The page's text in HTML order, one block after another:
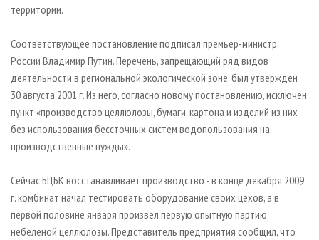
БИОЭНЕРГЕТИКА
ЦБП
ИНСТРУМЕНТ И МАТЕРИАЛЫ
RUSSIAN FORESTRY REVIEW
ГАЗЕТА ЛЕСПРОМФОРУМ
БИБЛИОТЕКА СПЕЦИАЛИСТА
территории.
Соответствующее постановление подписал премьер-министр
России Владимир Путин. Перечень, запрещающий ряд видов
деятельности в региональной экологической зоне, был утвержден
30 августа 2001 г. Из него, согласно новому постановлению, исключен
пункт «производство целлюлозы, бумаги, картона и изделий из них
без использования бессточных систем водопользования на
производственные нужды».
Сейчас БЦБК восстанавливает производство - в конце декабря 2009
г. комбинат начал тестировать оборудование своих цехов, а в
первой половине января произвел первую опытную партию
небеленой целлюлозы. Представитель предприятия сообщил, что